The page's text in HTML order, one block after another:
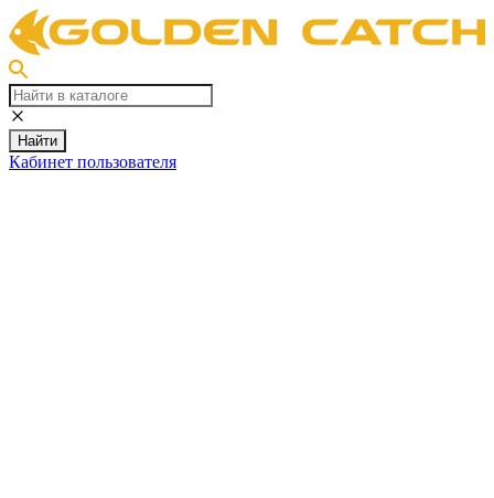
Найти
Кабинет пользователя